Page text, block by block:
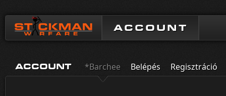
ACCOUNT
ACCOUNT *Barchee Belépés Regisztráció